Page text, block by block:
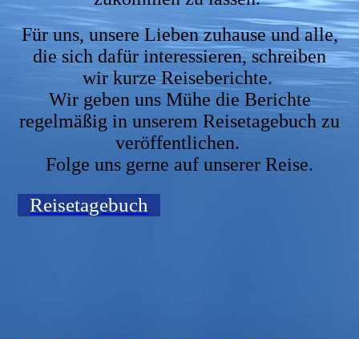
Für uns, unsere Lieben zuhause und alle,
die sich dafür interessieren, schreiben
wir kurze Reiseberichte.
Wir geben uns Mühe die Berichte
regelmäßig in unserem Reisetagebuch zu
veröffentlichen.
Folge uns gerne auf unserer Reise.
Reisetagebuch